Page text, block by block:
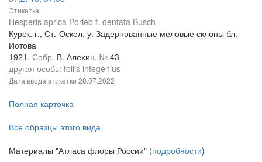
Этикетка
Hesperis aprica Porieb f. dentata Busch
Курск. г., Ст.-Оскол. у. Задернованные меловые склоны бл.
Иотова
1921. Собр. В. Алехин, № 43
другая особь: foliis integenius
Дата ввода этикетки 28.07.2022
Полная карточка
Все образцы этого вида
Материалы "Атласа флоры России" (подробности)